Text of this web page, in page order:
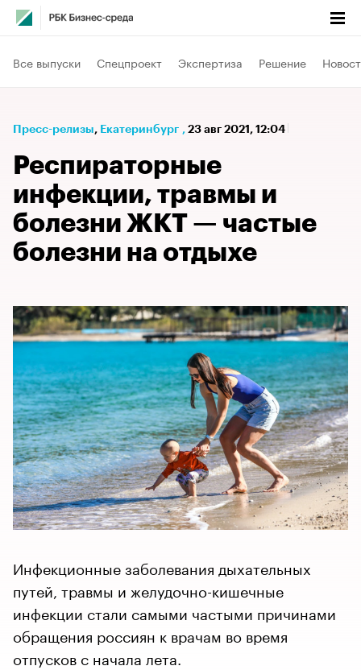
Все выпуски Спецпроект Экспертиза Решение
Пресс-релизы⁠, Екатеринбург , 23 авг 2021, 12:04
Респираторные
инфекции, травмы и
болезни ЖКТ — частые
болезни на отдыхе
Инфекционные заболевания дыхательных
путей, травмы и желудочно-кишечные
инфекции стали самыми частыми причинами
обращения россиян к врачам во время
отпусков с начала лета.